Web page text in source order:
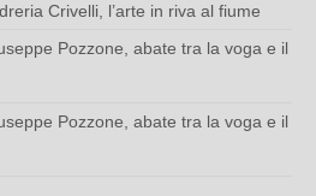
Crivelli, l’arte in riva al fiume
Pozzone, abate tra la voga e il
Pozzone, abate tra la voga e il